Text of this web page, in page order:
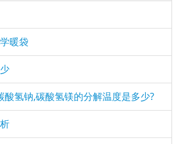
暖袋
酸氢钠,碳酸氢镁的分解温度是多少?